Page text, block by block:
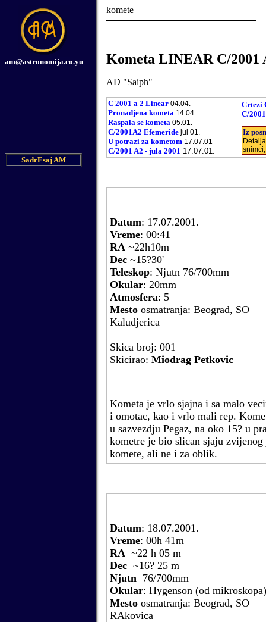
am@astronomija.co.yu
SadrЕѕaj AM
komete
Kometa LINEAR C/2001
AD "Saiph"
C 2001 a 2 Linear 04.04.
Pronadjena kometa 14.04.
Raspala se kometa 05.01.
C/2001A2 Efemeride jul 01.
U potrazi za kometom 17.07.01
C/2001 A2 - jula 2001 17.07.01.
Crtezi
C/
Iz
Datum: 17.07.2001.
Vreme: 00:41
RA ~22h10m
Dec ~15?30'
Teleskop: Njutn 76/700mm
Okular: 20mm
Atmosfera: 5
Mesto osmatranja: Beograd, SO
Kaludjerica
Skica broj: 001
Skicirao: Miodrag Petkovic
Kometa je vrlo sjajna i sa malo
i omotac, kao i vrlo mali rep.
u sazvezdju Pegaz, na oko 15? u
kometre je bio slican sjaju
komete, ali ne i za oblik.
Datum: 18.07.2001.
Vreme: 00h 41m
RA ~22 h 05 m
Dec ~16? 25 m
Njutn 76/700mm
Okular: Hygenson (od mikroskopa)
Mesto osmatranja: Beograd, SO
RAkovica